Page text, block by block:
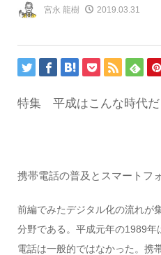
宮永 龍樹 2019.03.31
特集 平成はこんな時代だ
携帯電話の普及とスマートフ
前編でみたデジタル化の流れが
分野である。平成元年の1989
電話は一般的ではなかった。携